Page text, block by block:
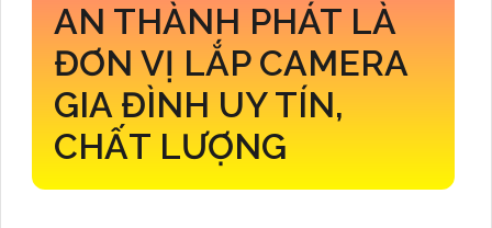
AN THÀNH PHÁT LÀ
ĐƠN VỊ LẮP CAMERA
GIA ĐÌNH UY TÍN,
CHẤT LƯỢNG